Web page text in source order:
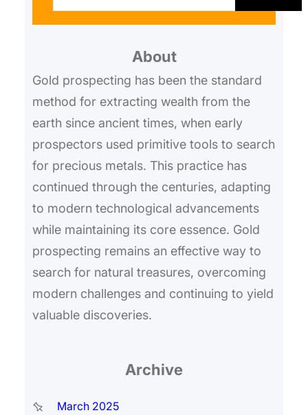
h
About
Gold prospecting has been the standard
method for extracting wealth from the
earth since ancient times, when early
prospectors used primitive tools to search
for precious metals. This practice has
continued through the centuries, adapting
to modern technological advancements
while maintaining its core essence. Gold
prospecting remains an effective way to
search for natural treasures, overcoming
modern challenges and continuing to yield
valuable discoveries.
Archive
March 2025